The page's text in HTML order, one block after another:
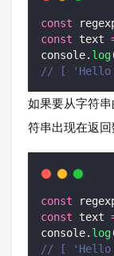
const
const text
console. log
// [ 'Hello
如果要从字符
符串出现在返回
const
const text
console. log
// [ 'Hello